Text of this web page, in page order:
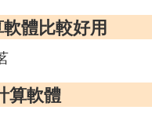
體比較好用
算軟體